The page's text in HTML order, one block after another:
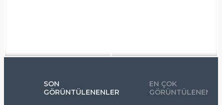
SON
GÖRÜNTÜLENENLER
EN ÇOK